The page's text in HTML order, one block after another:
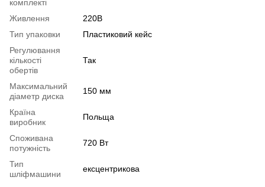
комплекті
Живлення
220В
Тип упаковки
Пластиковий кейс
Регулювання
кількості
обертів
Так
Максимальний
діаметр диска
150 мм
Країна
виробник
Польща
Споживана
потужність
720 Вт
Тип
шліфмашини
ексцентрикова